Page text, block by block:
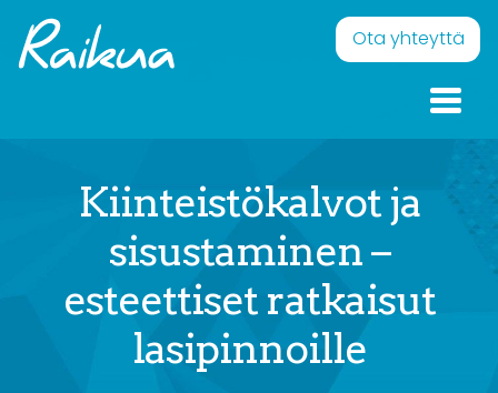
Skip to content
Raikua
Eläväistä pintaa – Onnellisia ilmeitä Ota yhteyttä
Kiinteistökalvot ja
sisustaminen –
esteettiset ratkaisut
lasipinnoille